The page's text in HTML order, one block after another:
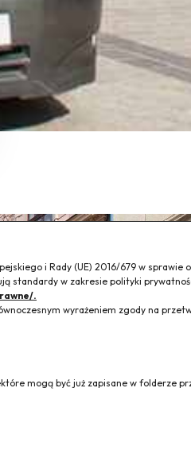
i Rady (UE) 2016/679 w sprawie
standardy w zakresie polityki
.
wyrażeniem zgody na
mogą być już zapisane w folderze